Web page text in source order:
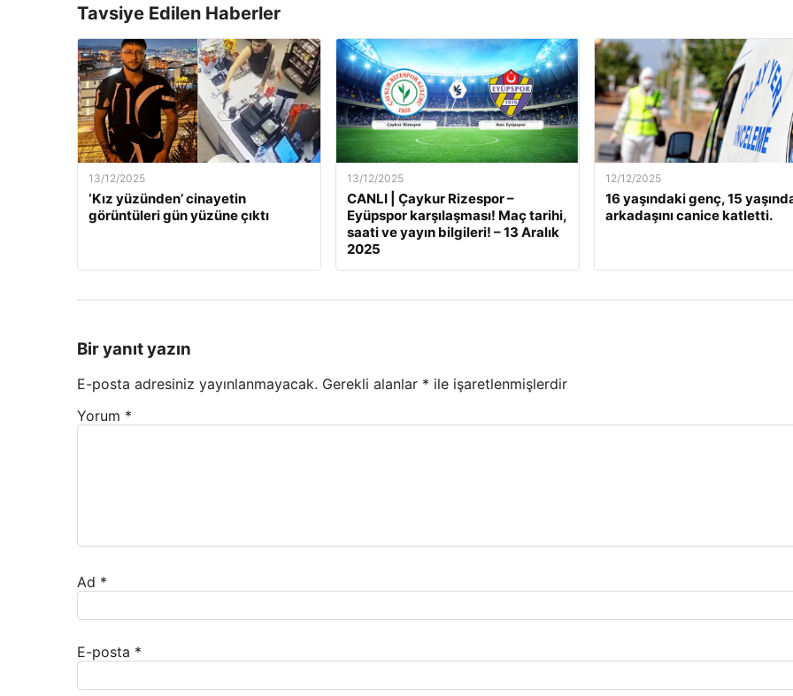
Tavsiye Edilen Haberler
13/12/2025
‘Kız yüzünden’ cinayetin
görüntüleri gün yüzüne çıktı
13/12/2025
CANLI | Çaykur Rizespor –
Eyüpspor karşılaşması! Maç tarihi,
saati ve yayın bilgileri! – 13 Aralık
2025
12/12/2025
16 yaşındaki genç, 15
arkadaşını canice katletti.
Bir yanıt yazın
E-posta adresiniz yayınlanmayacak. Gerekli alanlar * ile işaretlenmişlerdir
Yorum *
Ad *
E-posta *